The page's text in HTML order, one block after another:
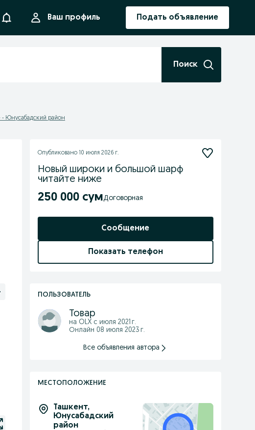
УведомленияВаш профиль Подать объявление
Поиск
- Юнусабадский район
Опубликовано 10 июля 2026 г.
Новый широки и большой шарф
читайте ниже
250 000 сум Договорная
Сообщение
Показать телефон
ПОЛЬЗОВАТЕЛЬ
Товар
на OLX с июля 2021 г.
Онлайн 08 июля 2023 г.
Все объявления автора
МЕСТОПОЛОЖЕНИЕ
Ташкент,
Юнусабадский
район